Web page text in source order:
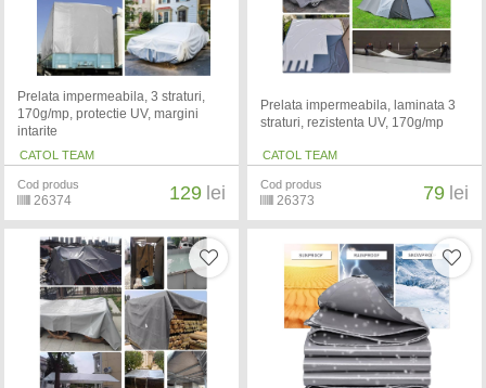
Prelata impermeabila, 3 straturi,
170g/mp, protectie UV, margini
intarite
CATOL TEAM
Cod produs
26374 129 lei
Prelata impermeabila, laminata 3
straturi, rezistenta UV, 170g/mp
CATOL TEAM
Cod produs
26373 79 lei